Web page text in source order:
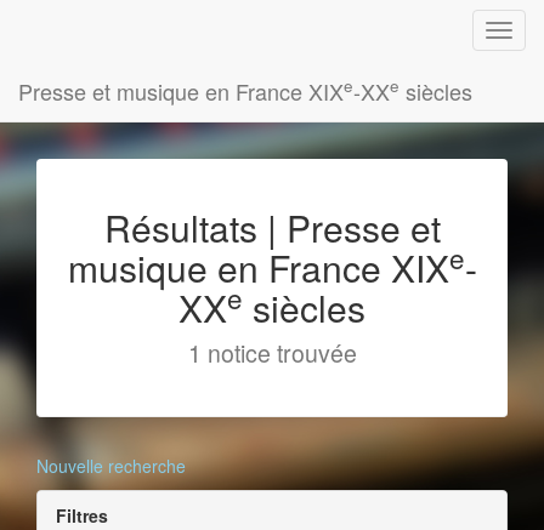
Presse et musique en France XIXe-XXe siècles
Résultats | Presse et
musique en France XIXe-
XXe siècles
1 notice trouvée
Nouvelle recherche
Filtres